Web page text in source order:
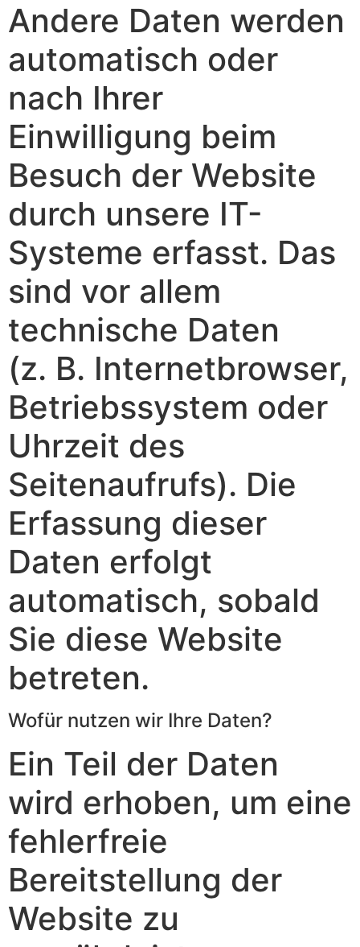
Andere Daten werden
automatisch oder
nach Ihrer
Einwilligung beim
Besuch der Website
durch unsere IT-
Systeme erfasst. Das
sind vor allem
technische Daten
(z. B. Internetbrowser,
Betriebssystem oder
Uhrzeit des
Seitenaufrufs). Die
Erfassung dieser
Daten erfolgt
automatisch, sobald
Sie diese Website
betreten.
Wofür nutzen wir Ihre Daten?
Ein Teil der Daten
wird erhoben, um eine
fehlerfreie
Bereitstellung der
Website zu